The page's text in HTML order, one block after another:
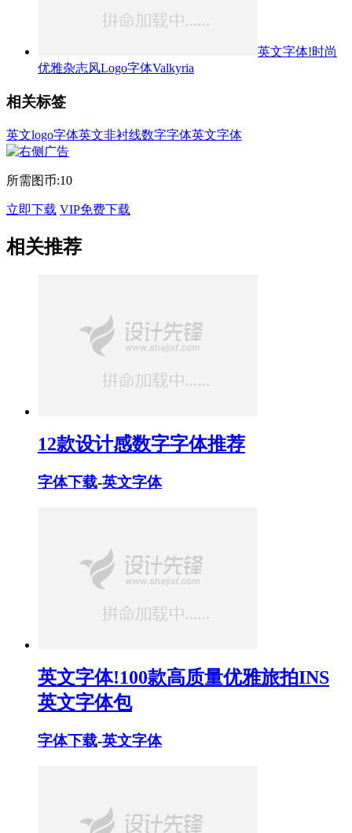
英文字体!时尚
优雅杂志风Logo字体Valkyria
相关标签
英文logo字体英文非衬线数字字体英文字体
所需图币:10
立即下载 VIP免费下载
相关推荐
12款设计感数字字体推荐
字体下载-英文字体
英文字体!100款高质量优雅旅拍INS
英文字体包
字体下载-英文字体